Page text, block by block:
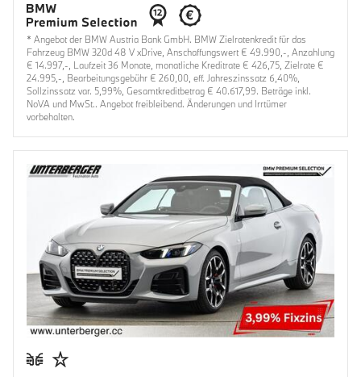
* Angebot der BMW Austria Bank GmbH. BMW Zielratenkredit für das
Fahrzeug BMW 320d 48 V xDrive, Anschaffungswert € 49.990,-, Anzahlung
€ 14.997,-, Laufzeit 36 Monate, monatliche Kreditrate € 426,75, Zielrate €
24.995,-, Bearbeitungsgebühr € 260,00, eff. Jahreszinssatz 6,40%,
Sollzinssatz var. 5,99%, Gesamtkreditbetrag € 40.617,99. Beträge inkl.
NoVA und MwSt.. Angebot freibleibend. Änderungen und Irrtümer
vorbehalten.